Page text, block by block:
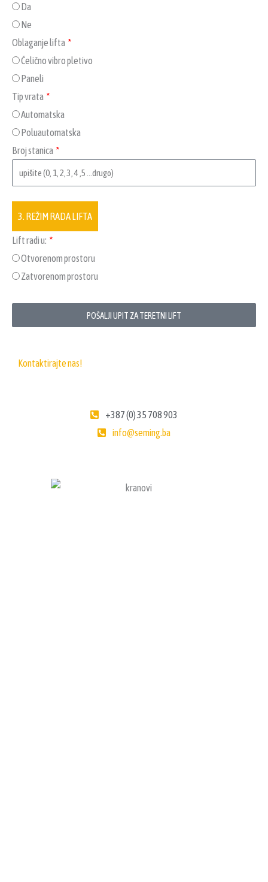
Da
Ne
Oblaganje lifta
Čelično vibro pletivo
Paneli
Tip vrata
Automatska
Poluautomatska
Broj stanica
3. REŽIM RADA LIFTA
Lift radi u:
Otvorenom prostoru
Zatvorenom prostoru
POŠALJI UPIT ZA TERETNI LIFT
Kontaktirajte nas!
+387 (0) 35 708 903
info@seming.ba